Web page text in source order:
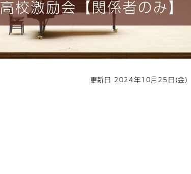
校激励会【関係者のみ】
更新日 2024年10月25日(金)